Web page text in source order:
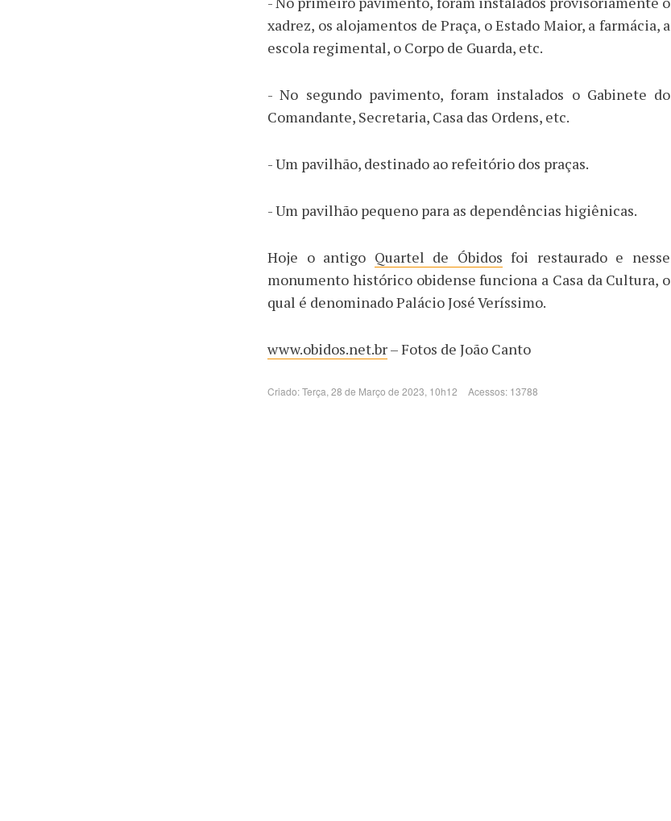
xadrez, os alojamentos de Praça, o Estado Maior, a farmácia, a
escola regimental, o Corpo de Guarda, etc.
- No segundo pavimento, foram instalados o Gabinete do
Comandante, Secretaria, Casa das Ordens, etc.
- Um pavilhão, destinado ao refeitório dos praças.
- Um pavilhão pequeno para as dependências higiênicas.
Hoje o antigo Quartel de Óbidos foi restaurado e nesse
monumento histórico obidense funciona a Casa da Cultura, o
qual é denominado Palácio José Veríssimo.
www.obidos.net.br– Fotos de João Canto
Criado: Terça, 28 de Março de 2023, 10h12 Acessos: 13788